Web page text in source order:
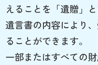
えることを「遺贈」と
遺言書の内容により
ることができます。
一部またはすべての